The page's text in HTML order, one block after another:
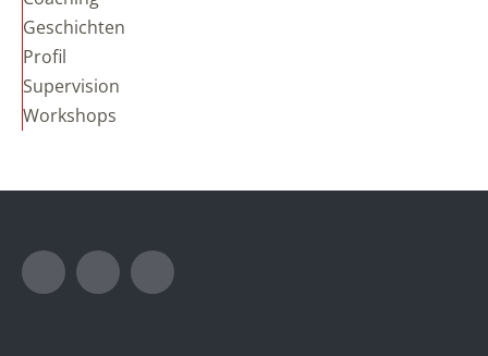
Geschichten
Profil
Supervision
Workshops
InstagramLinkedIn